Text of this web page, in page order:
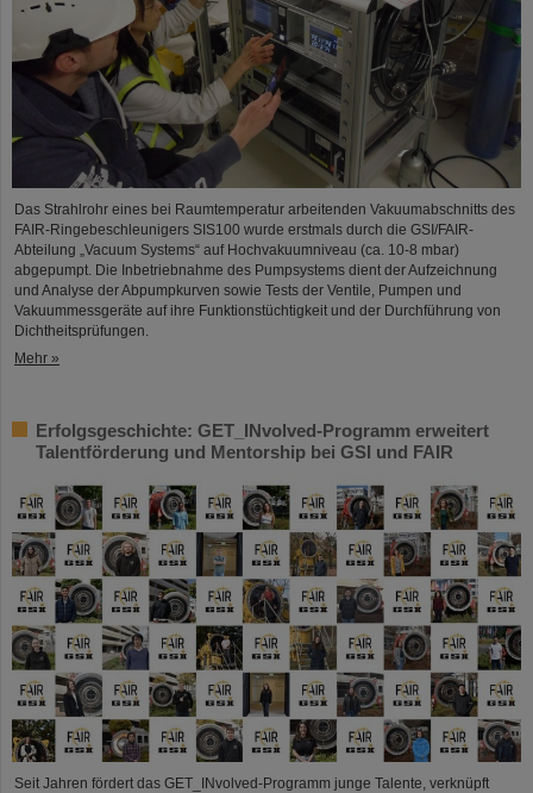
Das Strahlrohr eines bei Raumtemperatur arbeitenden Vakuumabschnitts des
FAIR-Ringebeschleunigers SIS100 wurde erstmals durch die GSI/FAIR-
Abteilung „Vacuum Systems“ auf Hochvakuumniveau (ca. 10-8 mbar)
abgepumpt. Die Inbetriebnahme des Pumpsystems dient der Aufzeichnung
und Analyse der Abpumpkurven sowie Tests der Ventile, Pumpen und
Vakuummessgeräte auf ihre Funktionstüchtigkeit und der Durchführung von
Dichtheitsprüfungen.
Mehr »
Erfolgsgeschichte: GET_INvolved-Programm erweitert
Talentförderung und Mentorship bei GSI und FAIR
Seit Jahren fördert das GET_INvolved-Programm junge Talente, verknüpft